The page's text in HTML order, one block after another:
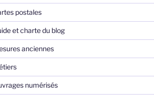
postales
et charte du blog
anciennes
numérisés